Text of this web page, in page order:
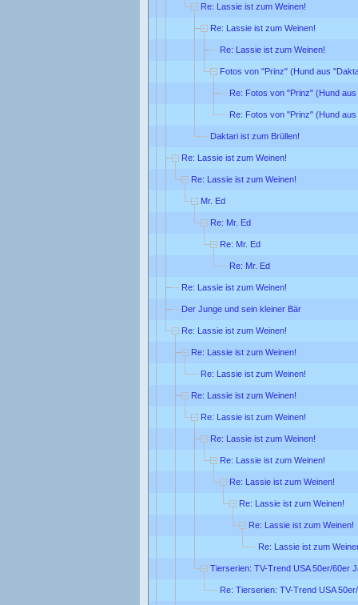
Re: Lassie ist zum Weinen!
Re: Lassie ist zum Weinen!
Re: Lassie ist zum Weinen!
Fotos von "Prinz" (Hund aus
Re: Fotos von "Prinz" (Hund
Re: Fotos von "Prinz" (Hund
Daktari ist zum Brüllen!
Re: Lassie ist zum Weinen!
Re: Lassie ist zum Weinen!
Mr. Ed
Re: Mr. Ed
Re: Mr. Ed
Re: Mr. Ed
Re: Lassie ist zum Weinen!
Der Junge und sein kleiner Bär
Re: Lassie ist zum Weinen!
Re: Lassie ist zum Weinen!
Re: Lassie ist zum Weinen!
Re: Lassie ist zum Weinen!
Re: Lassie ist zum Weinen!
Re: Lassie ist zum Weinen!
Re: Lassie ist zum Weinen!
Re: Lassie ist zum Weinen!
Re: Lassie ist zum Weinen!
Re: Lassie ist zum Weinen!
Re: Lassie ist zum
Tierserien: TV-Trend USA 50er/60er
Re: Tierserien: TV-Trend USA